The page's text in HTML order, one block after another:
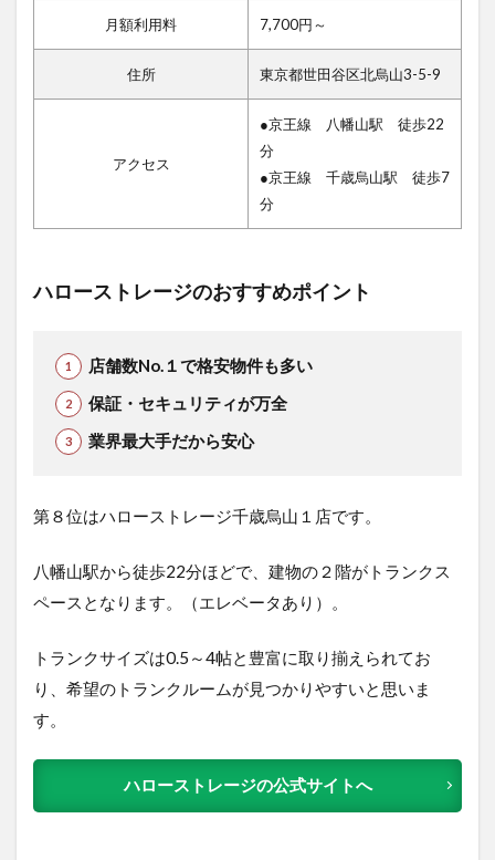
月額利用料 7,700円～
住所 東京都世田谷区北烏山3-5-9
アクセス
●京王線 八幡山駅 徒歩22
分
●京王線 千歳烏山駅 徒歩7
分
ハローストレージのおすすめポイント
店舗数No.１で格安物件も多い
保証・セキュリティが万全
業界最大手だから安心
第８位はハローストレージ千歳烏山１店です。
八幡山駅から徒歩22分ほどで、建物の２階がトランクス
ペースとなります。（エレベータあり）。
トランクサイズは0.5～4帖と豊富に取り揃えられてお
り、希望のトランクルームが見つかりやすいと思いま
す。
ハローストレージの公式サイトへ